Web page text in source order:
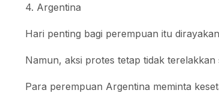
4. Argentina
Hari penting bagi perempuan itu
Namun, aksi protes tetap tidak
Para perempuan Argentina meminta